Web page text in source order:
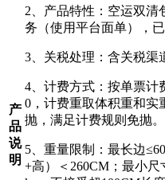
产
品
说
明
2、产品特性：空运双清
务（使用平台面单），
3、关税处理：含关税渠
4、计费方式：按单票计
0，计费重取体积重和实
抛，满足计费规则免抛。
5、重量限制：最长边
+高）＜260CM；最小尺